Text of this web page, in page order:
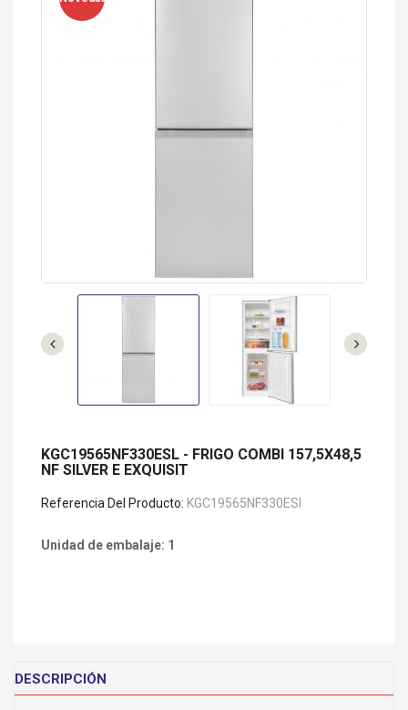
KGC19565NF330ESL - FRIGO COMBI 157,5X48,5
NF SILVER E EXQUISIT
Referencia Del Producto: KGC19565NF330ESl
Unidad de embalaje: 1
DESCRIPCIÓN